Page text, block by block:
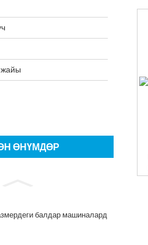
жайы
ӨНҮМДӨР
балдар машиналард